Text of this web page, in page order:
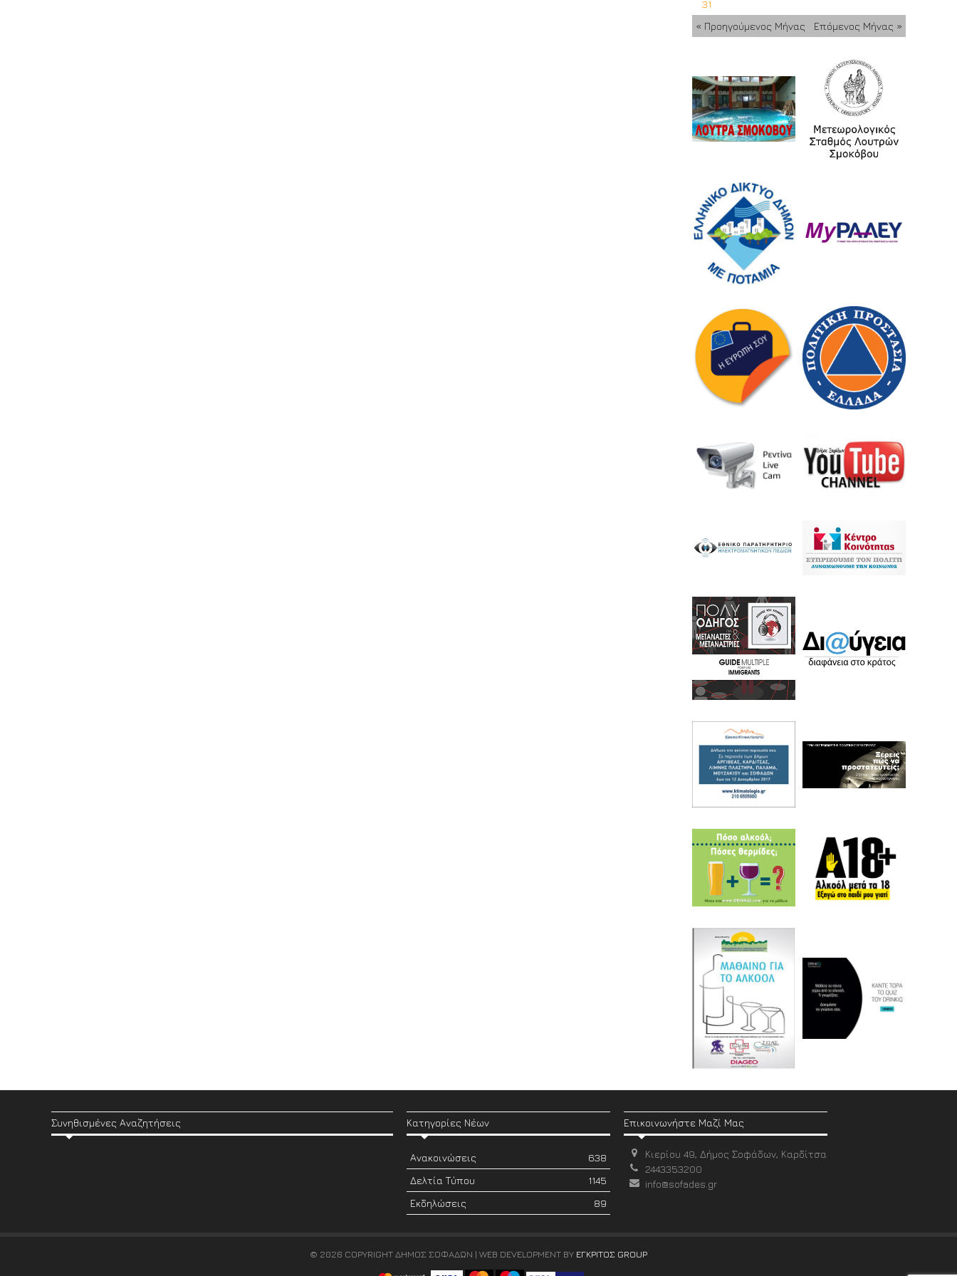
31
« Προηγούμενος Μήνας
Επόμενος Μήνας »
Συνηθισμένες Αναζητήσεις Κατηγορίες Νέων
Ανακοινώσεις
638
Δελτία Τύπου
1145
Εκδηλώσεις
89
Επικοινωνήστε Μαζί Μας
Κιερίου 49, Δήμος Σοφάδων, Καρδίτσα
2443353200
info@sofades.gr
© 2026 COPYRIGHT ΔΗΜΟΣ ΣΟΦΑΔΩΝ | WEB DEVELOPMENT BY ΕΓΚΡΙΤΟΣ GROUP